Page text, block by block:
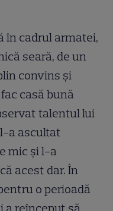
în cadrul armatei,
seară, de un
convins şi
casă bună
talentul lui
a ascultat
mic şi l-a
acest dar. În
o perioadă